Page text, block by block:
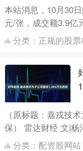
本站消息，10月30
元/张，成交额3.9亿
闻泰转债信用级别
分类： 正规的股
（原标题：嘉戎技
保） 雷达财经 文|杨
技术(301148)公告
分类： 配资股网站